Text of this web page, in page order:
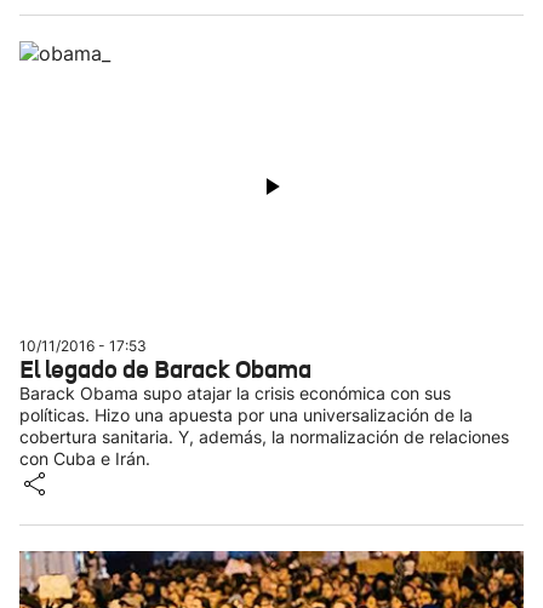
10/11/2016 - 17:53
El legado de Barack Obama
Barack Obama supo atajar la crisis económica con sus
políticas. Hizo una apuesta por una universalización de la
cobertura sanitaria. Y, además, la normalización de relaciones
con Cuba e Irán.